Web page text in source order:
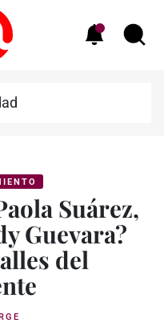
Suárez,
Guevara?
del